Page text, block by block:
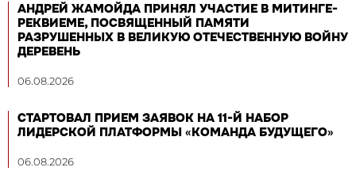
АНДРЕЙ ЖАМОЙДА ПРИНЯЛ УЧАСТИЕ В МИТИНГЕ-
РЕКВИЕМЕ, ПОСВЯЩЕННЫЙ ПАМЯТИ
РАЗРУШЕННЫХ В ВЕЛИКУЮ ОТЕЧЕСТВЕННУЮ ВОЙНУ
ДЕРЕВЕНЬ
06.08.2026
СТАРТОВАЛ ПРИЕМ ЗАЯВОК НА 11-Й НАБОР
ЛИДЕРСКОЙ ПЛАТФОРМЫ «КОМАНДА БУДУЩЕГО»
06.08.2026